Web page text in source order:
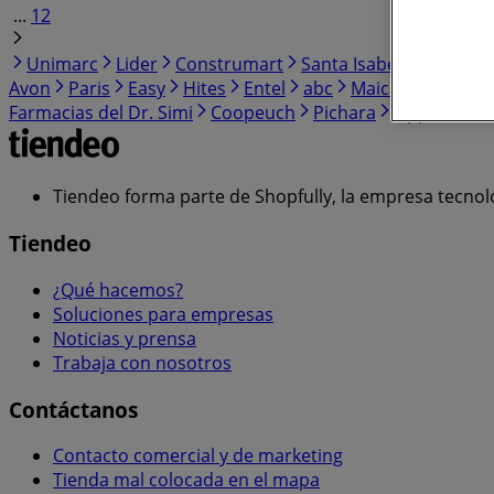
... 12
Unimarc
Lider Construmart Santa Isabel
Avon
Paris Easy Hites Entel abc Maicao
Farmacias del Dr. Simi
Coopeuch Pichara
Tiendeo forma parte de Shopfully, la empresa
Tiendeo
¿Qué hacemos?
Soluciones para empresas
Noticias y prensa
Trabaja con nosotros
Contáctanos
Contacto comercial y de marketing
Tienda mal colocada en el mapa